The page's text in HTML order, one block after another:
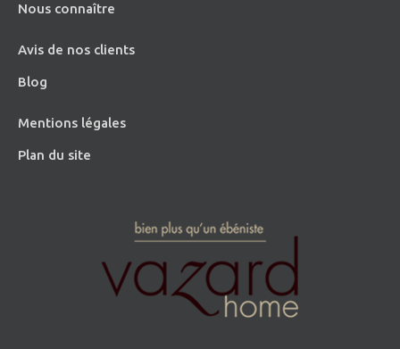
Nous connaître
Avis de nos clients
Blog
Mentions légales
Plan du site